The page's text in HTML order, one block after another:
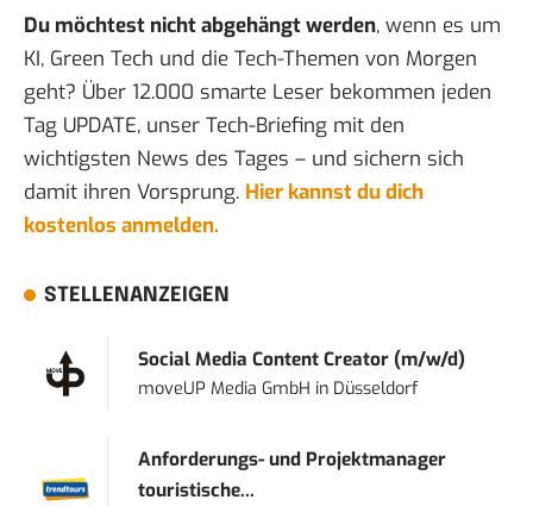
Du möchtest nicht abgehängt werden, wenn es um
KI, Green Tech und die Tech-Themen von Morgen
geht? Über 12.000 smarte Leser bekommen jeden
Tag UPDATE, unser Tech-Briefing mit den
wichtigsten News des Tages – und sichern sich
damit ihren Vorsprung. Hier kannst du dich
kostenlos anmelden.
STELLENANZEIGEN
Social Media Content Creator (m/w/d)
moveUP Media GmbH in Düsseldorf
Anforderungs- und Projektmanager
touristische...